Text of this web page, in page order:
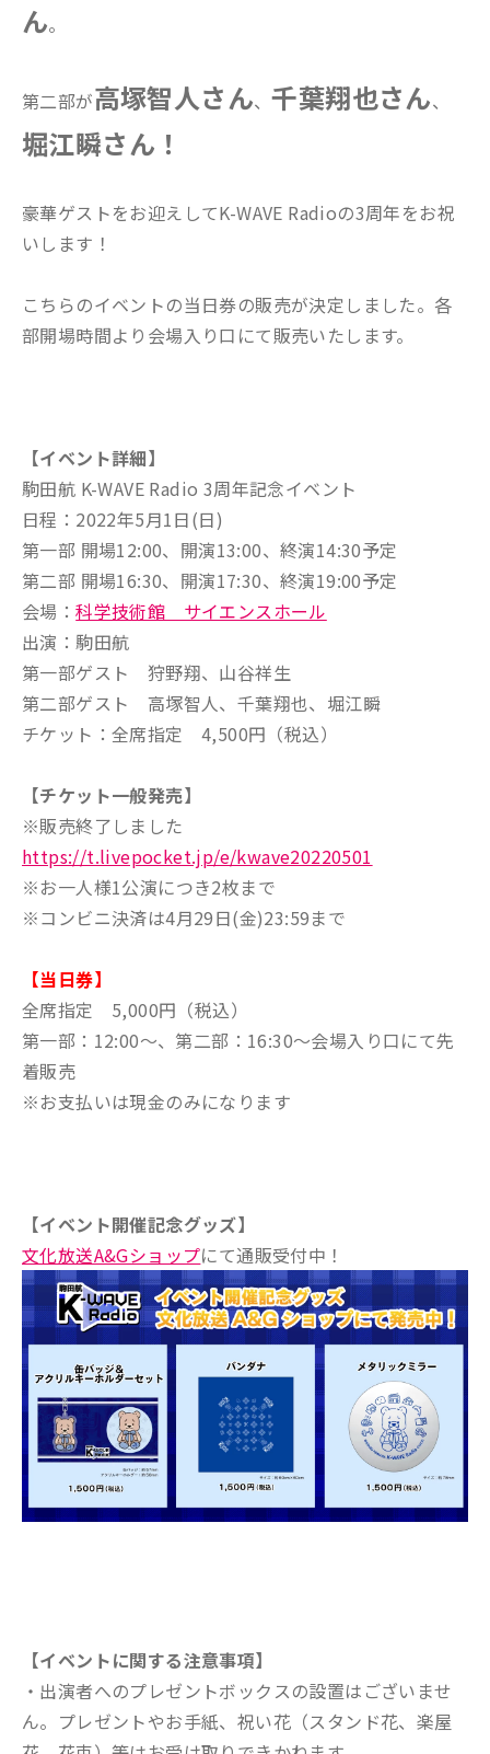
ん。
第二部が高塚智人さん、千葉翔也さん、
堀江瞬さん！
豪華ゲストをお迎えしてK-WAVE Radioの3周年をお祝
いします！
こちらのイベントの当日券の販売が決定しました。各
部開場時間より会場入り口にて販売いたします。
【イベント詳細】
駒田航 K-WAVE Radio 3周年記念イベント
日程：2022年5月1日(日)
第一部 開場12:00、開演13:00、終演14:30予定
第二部 開場16:30、開演17:30、終演19:00予定
会場：科学技術館 サイエンスホール
出演：駒田航
第一部ゲスト 狩野翔、山谷祥生
第二部ゲスト 高塚智人、千葉翔也、堀江瞬
チケット：全席指定 4,500円（税込）
【チケット一般発売】
※販売終了しました
https://t.livepocket.jp/e/kwave20220501
※お一人様1公演につき2枚まで
※コンビニ決済は4月29日(金)23:59まで
【当日券】
全席指定 5,000円（税込）
第一部：12:00～、第二部：16:30～会場入り口にて先
着販売
※お支払いは現金のみになります
【イベント開催記念グッズ】
文化放送A&Gショップにて通販受付中！
【イベントに関する注意事項】
・出演者へのプレゼントボックスの設置はございませ
ん。プレゼントやお手紙、祝い花（スタンド花、楽屋